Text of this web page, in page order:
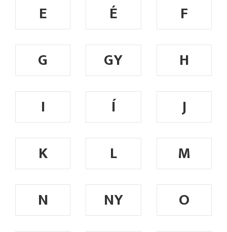
E
É
F
G
GY
H
I
Í
J
K
L
M
N
NY O